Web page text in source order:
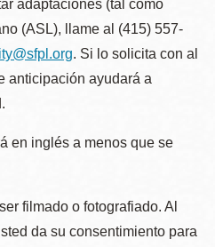
adaptaciones (tal como
(ASL), llame al (415) 557-
. Si lo solicita con al
anticipación ayudará a
en inglés a menos que se
filmado o fotografiado. Al
da su consentimiento para